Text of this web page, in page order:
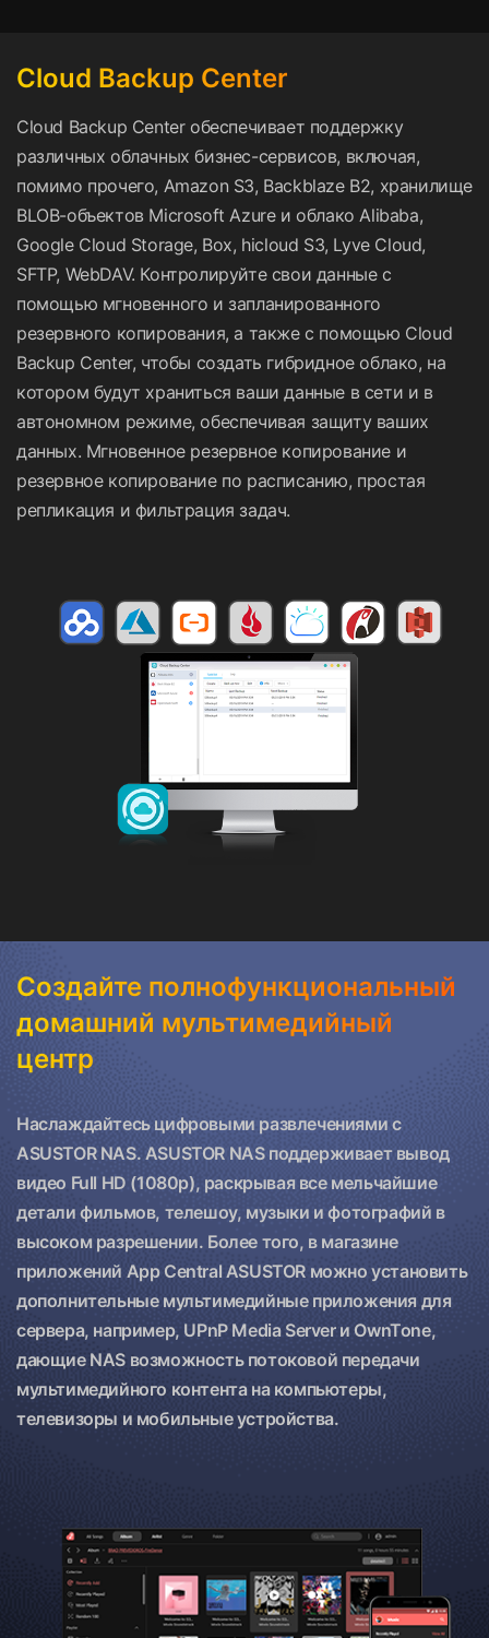
Cloud Backup Center
Cloud Backup Center обеспечивает поддержку
различных облачных бизнес-сервисов, включая,
помимо прочего, Amazon S3, Backblaze B2, хранилище
BLOB-объектов Microsoft Azure и облако Alibaba,
Google Cloud Storage, Box, hicloud S3, Lyve Cloud,
SFTP, WebDAV. Контролируйте свои данные с
помощью мгновенного и запланированного
резервного копирования, а также с помощью Cloud
Backup Center, чтобы создать гибридное облако, на
котором будут храниться ваши данные в сети и в
автономном режиме, обеспечивая защиту ваших
данных. Мгновенное резервное копирование и
резервное копирование по расписанию, простая
репликация и фильтрация задач.
Создайте полнофункциональный
домашний мультимедийный
центр
Наслаждайтесь цифровыми развлечениями с
ASUSTOR NAS. ASUSTOR NAS поддерживает вывод
видео Full HD (1080p), раскрывая все мельчайшие
детали фильмов, телешоу, музыки и фотографий в
высоком разрешении. Более того, в магазине
приложений App Central ASUSTOR можно установить
дополнительные мультимедийные приложения для
сервера, например, UPnP Media Server и OwnTone,
дающие NAS возможность потоковой передачи
мультимедийного контента на компьютеры,
телевизоры и мобильные устройства.